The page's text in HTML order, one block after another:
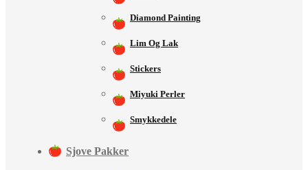
Diamond Painting
Lim Og Lak
Stickers
Miyuki Perler
Smykkedele
Sjove Pakker